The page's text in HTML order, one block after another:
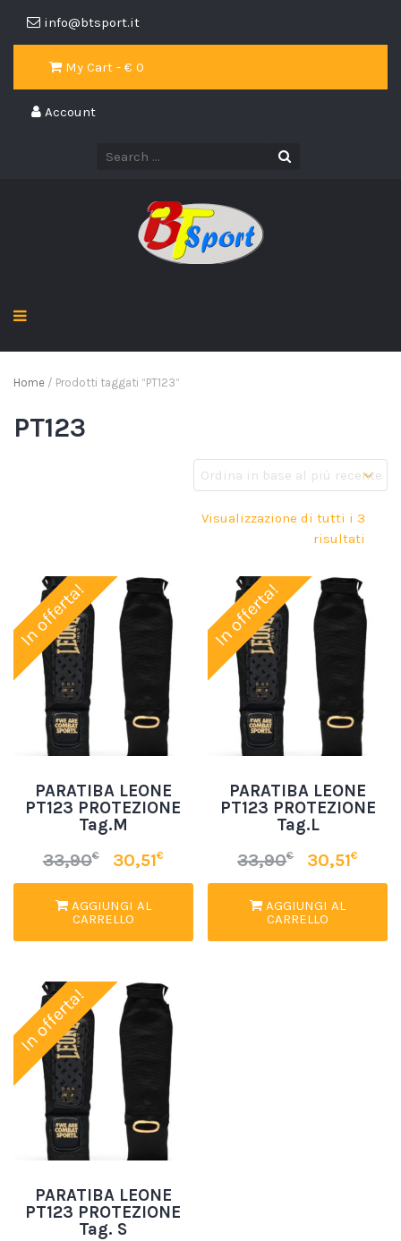
info@btsport.it
My Cart - € 0
Account
Home / Prodotti taggati “PT123”
PT123
Visualizzazione di tutti i 3
risultati
In offerta!
PARATIBA LEONE
PT123 PROTEZIONE
Tag.M
33,90€ 30,51€
AGGIUNGI AL
CARRELLO
In offerta!
PARATIBA LEONE
PT123 PROTEZIONE
Tag.L
33,90€ 30,51€
AGGIUNGI AL
CARRELLO
In offerta!
PARATIBA LEONE
PT123 PROTEZIONE
Tag. S